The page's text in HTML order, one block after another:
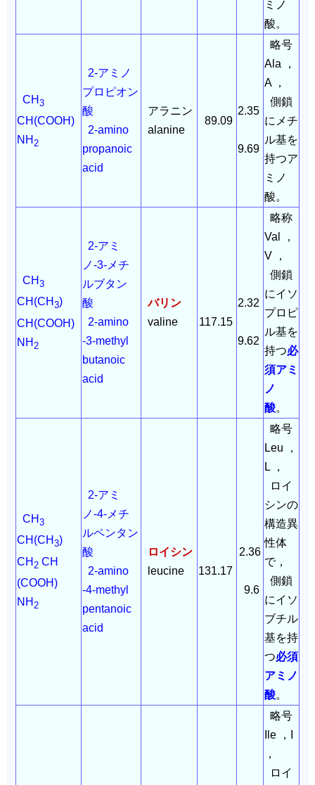
ミノ
酸。
CH 3
CH(COOH)
NH 2
2-アミノ
プロピオン
酸
2-amino
propanoic
acid
アラニン
alanine
89.09
2.35
9.69
略号
Ala ，
A ，
側鎖
にメチ
ル基を
持つア
ミノ
酸。
CH 3
CH(CH 3)
CH(COOH)
NH 2
2-アミ
ノ-3-メチ
ルブタン
酸
2-amino
-3-methyl
butanoic
acid
バリン
valine
117.15
2.32
9.62
略称
Val ，
V ，
側鎖
にイソ
プロピ
ル基を
持つ必
須アミ
ノ
酸。
CH 3
CH(CH 3)
CH 2 CH
(COOH)
NH 2
2-アミ
ノ-4-メチ
ルペンタン
酸
2-amino
-4-methyl
pentanoic
acid
ロイシン
leucine
131.17
2.36
9.6
略号
Leu ，
L ，
ロイ
シンの
構造異
性体
で，
側鎖
にイソ
ブチル
基を持
つ必須
アミノ
酸。
略号
Ile ，I
，
ロイ